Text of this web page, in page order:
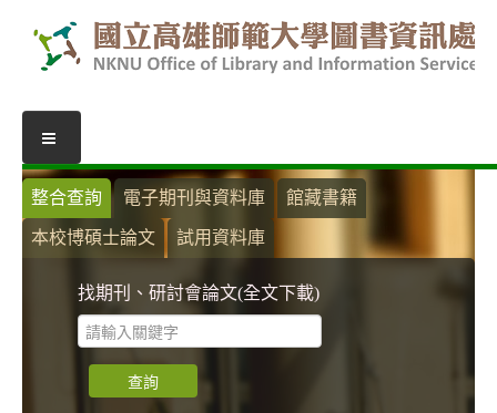
圖書服務
我的圖書館
借閱紀錄
圖書推薦
館際合作
整合查詢 電子期刊與資料庫 館藏書籍
本校博碩士論文 試用資料庫
找期刊、研討會論文(全文下載)